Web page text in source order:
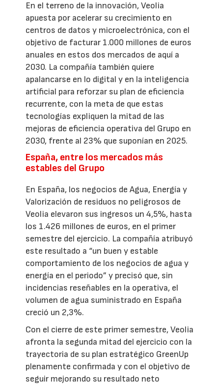
En el terreno de la innovación, Veolia
apuesta por acelerar su crecimiento en
centros de datos y microelectrónica, con el
objetivo de facturar 1.000 millones de euros
anuales en estos dos mercados de aquí a
2030. La compañía también quiere
apalancarse en lo digital y en la inteligencia
artificial para reforzar su plan de eficiencia
recurrente, con la meta de que estas
tecnologías expliquen la mitad de las
mejoras de eficiencia operativa del Grupo en
2030, frente al 23% que suponían en 2025.
España, entre los mercados más
estables del Grupo
En España, los negocios de Agua, Energía y
Valorización de residuos no peligrosos de
Veolia elevaron sus ingresos un 4,5%, hasta
los 1.426 millones de euros, en el primer
semestre del ejercicio. La compañía atribuyó
este resultado a “un buen y estable
comportamiento de los negocios de agua y
energía en el periodo” y precisó que, sin
incidencias reseñables en la operativa, el
volumen de agua suministrado en España
creció un 2,3%.
Con el cierre de este primer semestre, Veolia
afronta la segunda mitad del ejercicio con la
trayectoria de su plan estratégico GreenUp
plenamente confirmada y con el objetivo de
seguir mejorando su resultado neto